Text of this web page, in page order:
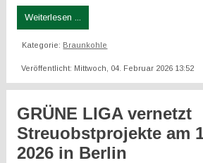
Weiterlesen ...
Kategorie: Braunkohle
Veröffentlicht: Mittwoch, 04. Februar 2026 13:52
GRÜNE LIGA vernetzt
Streuobstprojekte am
2026 in Berlin